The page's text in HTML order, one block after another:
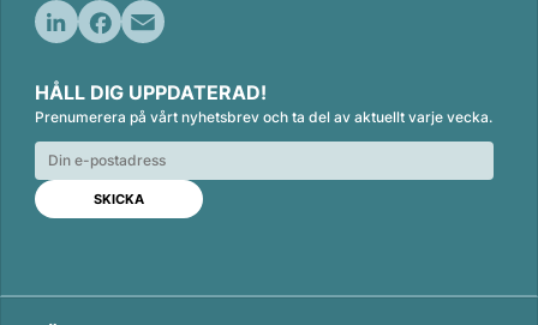
n
k
e
d
n
c
e
b
o
o
k
a
i
l
HÅLL DIG UPPDATERAD!
Prenumerera på vårt nyhetsbrev och ta del av aktuellt varje vecka.